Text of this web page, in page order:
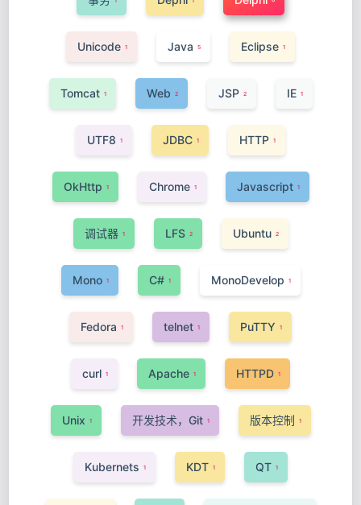
Unicode 1 Java 5 Eclipse 1
Tomcat 1 Web 2 JSP 2 IE 1
UTF8 1 JDBC 1 HTTP 1
OkHttp 1 Chrome 1 Javascript 1
调试器 1 LFS 2 Ubuntu 2
Mono 1 C# 1 MonoDevelop 1
Fedora 1 telnet 1 PuTTY 1
curl 1 Apache 1 HTTPD 1
Unix 1 开发技术，Git 1 版本控制 1
Kubernets 1 KDT 1 QT 1